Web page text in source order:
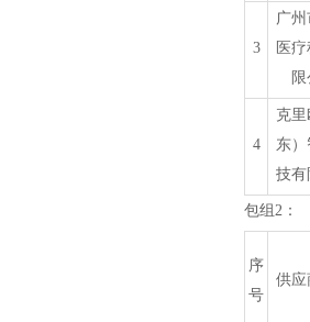
3
广
医
限
4
克
东
技有
包组 2：
序
号
供应